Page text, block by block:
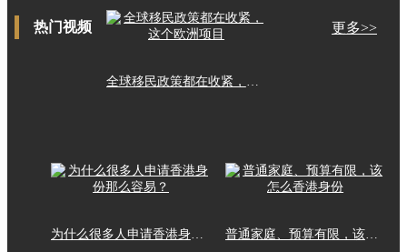
热门视频 更多>>
全球移民政策都在收紧，这个欧洲项目
为什么很多人申请香港身份那么容易？ 普通家庭、预算有限，该怎么香港身份